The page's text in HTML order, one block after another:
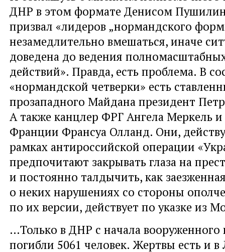
ДНР в этом формате Денисом
призвал «лидеров „нормандского
незамедлительно вмешаться, иначе
доведена до ведения
действий». Правда, есть проблема. В
«нормандской четверки» есть
прозападного Майдана президент
А также канцлер ФРГ Ангела Меркель
Франции Франсуа Олланд. Они,
рамках антироссийской операции
предпочитают закрывать глаза на
и постоянно талдычить, как
о неких нарушениях со стороны
по их версии, действует по указке из
…Только в ДНР с начала вооруженного
погибли 5061 человек. Жертвы есть и